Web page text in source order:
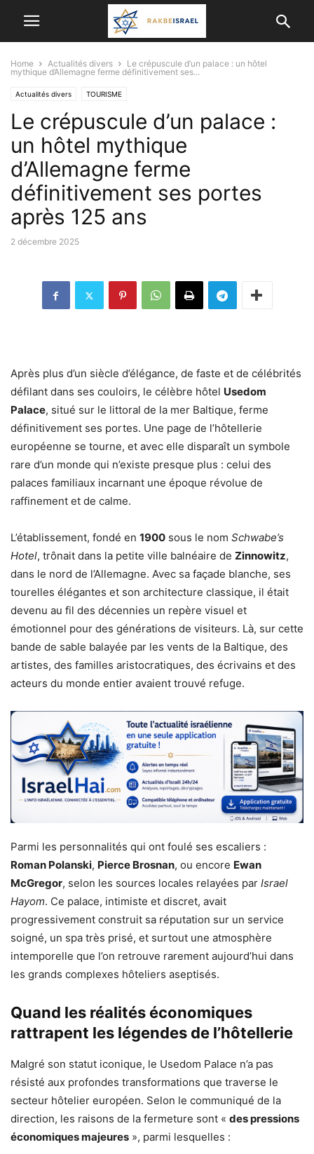
Home Actualités divers
Le crépuscule d’un palace : un hôtel
mythique d’Allemagne ferme définitivement ses...
Actualités divers TOURISME
Le crépuscule d’un palace :
un hôtel mythique
d’Allemagne ferme
définitivement ses portes
après 125 ans
2 décembre 2025
Après plus d’un siècle d’élégance, de faste et de célébrités
défilant dans ses couloirs, le célèbre hôtel Usedom
Palace, situé sur le littoral de la mer Baltique, ferme
définitivement ses portes. Une page de l’hôtellerie
européenne se tourne, et avec elle disparaît un symbole
rare d’un monde qui n’existe presque plus : celui des
palaces familiaux incarnant une époque révolue de
raffinement et de calme.
L’établissement, fondé en 1900 sous le nom Schwabe’s
Hotel, trônait dans la petite ville balnéaire de Zinnowitz,
dans le nord de l’Allemagne. Avec sa façade blanche, ses
tourelles élégantes et son architecture classique, il était
devenu au fil des décennies un repère visuel et
émotionnel pour des générations de visiteurs. Là, sur cette
bande de sable balayée par les vents de la Baltique, des
artistes, des familles aristocratiques, des écrivains et des
acteurs du monde entier avaient trouvé refuge.
Parmi les personnalités qui ont foulé ses escaliers :
Roman Polanski, Pierce Brosnan, ou encore Ewan
McGregor, selon les sources locales relayées par Israel
Hayom. Ce palace, intimiste et discret, avait
progressivement construit sa réputation sur un service
soigné, un spa très prisé, et surtout une atmosphère
intemporelle que l’on retrouve rarement aujourd’hui dans
les grands complexes hôteliers aseptisés.
Quand les réalités économiques
rattrapent les légendes de l’hôtellerie
Malgré son statut iconique, le Usedom Palace n’a pas
résisté aux profondes transformations que traverse le
secteur hôtelier européen. Selon le communiqué de la
direction, les raisons de la fermeture sont « des pressions
économiques majeures », parmi lesquelles :